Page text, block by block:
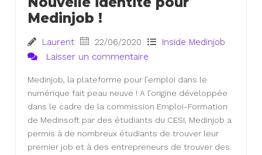
Medinjob !
Laurent 22/06/2020
Inside Medinjob
Laisser un commentaire
Medinjob, la plateforme pour l’emploi dans le
numérique fait peau neuve ! A l’origine développée
dans le cadre de la commission Emploi-Formation
de Medinsoft par des étudiants du CESI, Medinjob a
permis à de nombreux étudiants de trouver leur
premier job et à des entrepreneurs de trouver des